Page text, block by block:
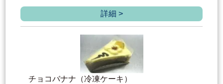
詳細 >
チョコバナナ（冷凍ケーキ）